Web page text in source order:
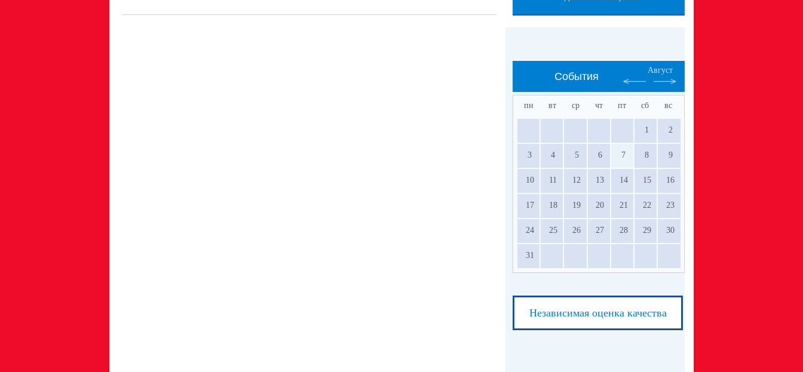
События
Август
пн вт ср чт пт сб вс
1 2
3 4 5 6 7 8 9
10 11 12 13 14 15 16
17 18 19 20 21 22 23
24 25 26 27 28 29 30
31
Независимая оценка качества